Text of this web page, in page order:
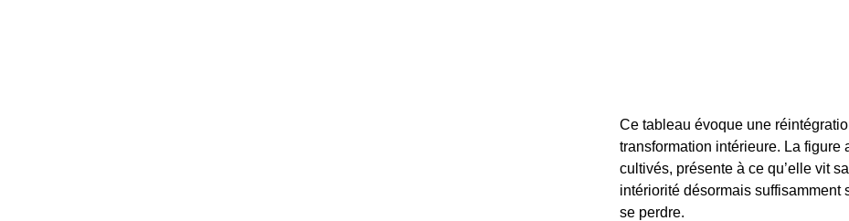
Ce tableau évoque une
transformation intérieure. La
cultivés, présente à ce qu’elle vit
intériorité désormais suffisamment
se perdre.